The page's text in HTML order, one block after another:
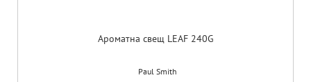
Ароматна свещ LEAF 240G
Paul Smith